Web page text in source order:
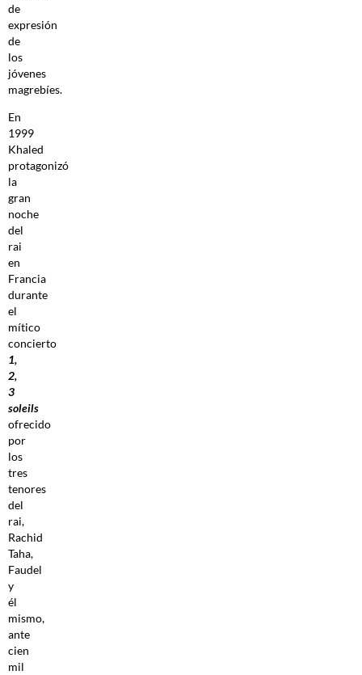
de
expresión
de
los
jóvenes
magrebíes.
En
1999
Khaled
protagonizó
la
gran
noche
del
rai
en
Francia
durante
el
mítico
concierto
1,
2,
3
soleils
ofrecido
por
los
tres
tenores
del
rai,
Rachid
Taha,
Faudel
y
él
mismo,
ante
cien
mil